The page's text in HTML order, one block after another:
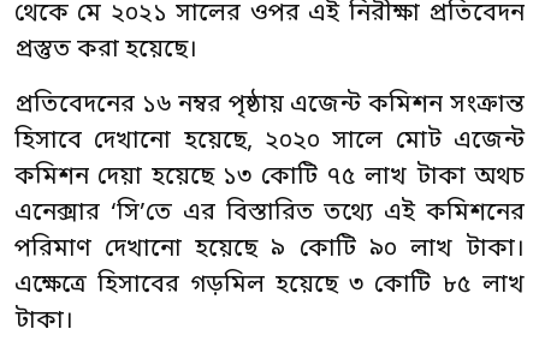
থেকে মে ২০২১ সালের ওপর এই নিরীক্ষা প্রতিবেদন
প্রস্তুত করা হয়েছে।
প্রতিবেদনের ১৬ নম্বর পৃষ্ঠায় এজেন্ট কমিশন সংক্রান্ত
হিসাবে দেখানো হয়েছে, ২০২০ সালে মোট এজেন্ট
কমিশন দেয়া হয়েছে ১৩ কোটি ৭৫ লাখ টাকা অথচ
এনেক্সার ‘সি’তে এর বিস্তারিত তথ্যে এই কমিশনের
পরিমাণ দেখানো হয়েছে ৯ কোটি ৯০ লাখ টাকা।
এক্ষেত্রে হিসাবের গড়মিল হয়েছে ৩ কোটি ৮৫ লাখ
টাকা।